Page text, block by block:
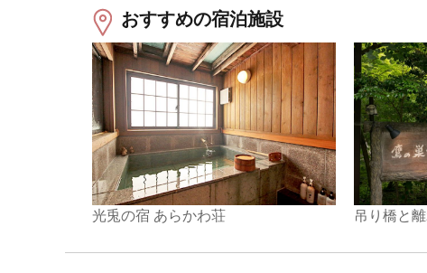
おすすめの宿泊施設
光兎の宿 あらかわ荘 吊り橋と